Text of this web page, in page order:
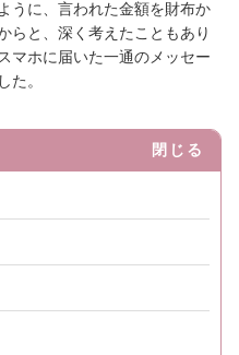
うに、言われた金額を財布か
らと、深く考えたこともあり
マホに届いた一通のメッセー
た。
閉じる